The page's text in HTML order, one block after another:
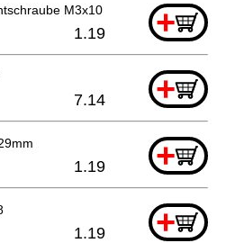
M3x10 +
1.19
+
7.14
+
1.19
+
1.19